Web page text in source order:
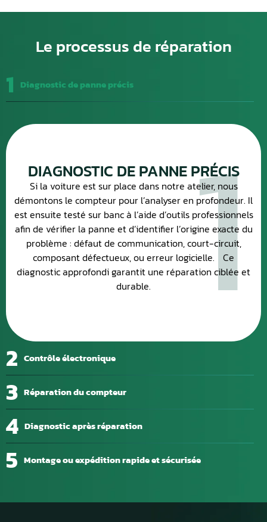
Le processus de réparation
1 Diagnostic de panne précis
2 Contrôle électronique
3 Réparation du compteur
4 Diagnostic après réparation
5 Montage ou expédition rapide et sécurisée
1
DIAGNOSTIC DE PANNE PRÉCIS
Si la voiture est sur place dans notre atelier, nous
démontons le compteur pour l’analyser en profondeur. Il
est ensuite testé sur banc à l’aide d’outils professionnels
afin de vérifier la panne et d’identifier l’origine exacte du
problème : défaut de communication, court-circuit,
composant défectueux, ou erreur logicielle. Ce
diagnostic approfondi garantit une réparation ciblée et
durable.